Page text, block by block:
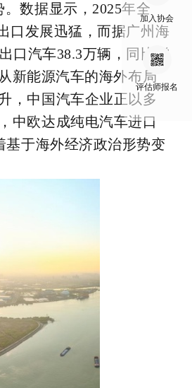
数据显示，2025年全
口发展迅猛，而据广州海
口汽车38.3万辆，同比增
新能源汽车的海外布局
，中国汽车企业正以多
中欧达成纯电汽车进口
基于海外经济政治形势变
加入协会
评估师报名